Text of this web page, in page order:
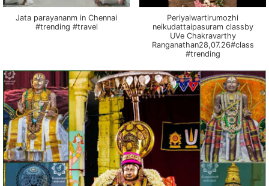
Jata parayananm in Chennai
#trending #travel
Periyalwartirumozhi
neikudattaipasuram classby
UVe Chakravarthy
Ranganathan28,07.26#class
#trending